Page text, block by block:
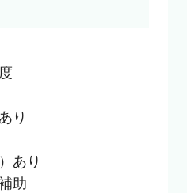
り
あり
助